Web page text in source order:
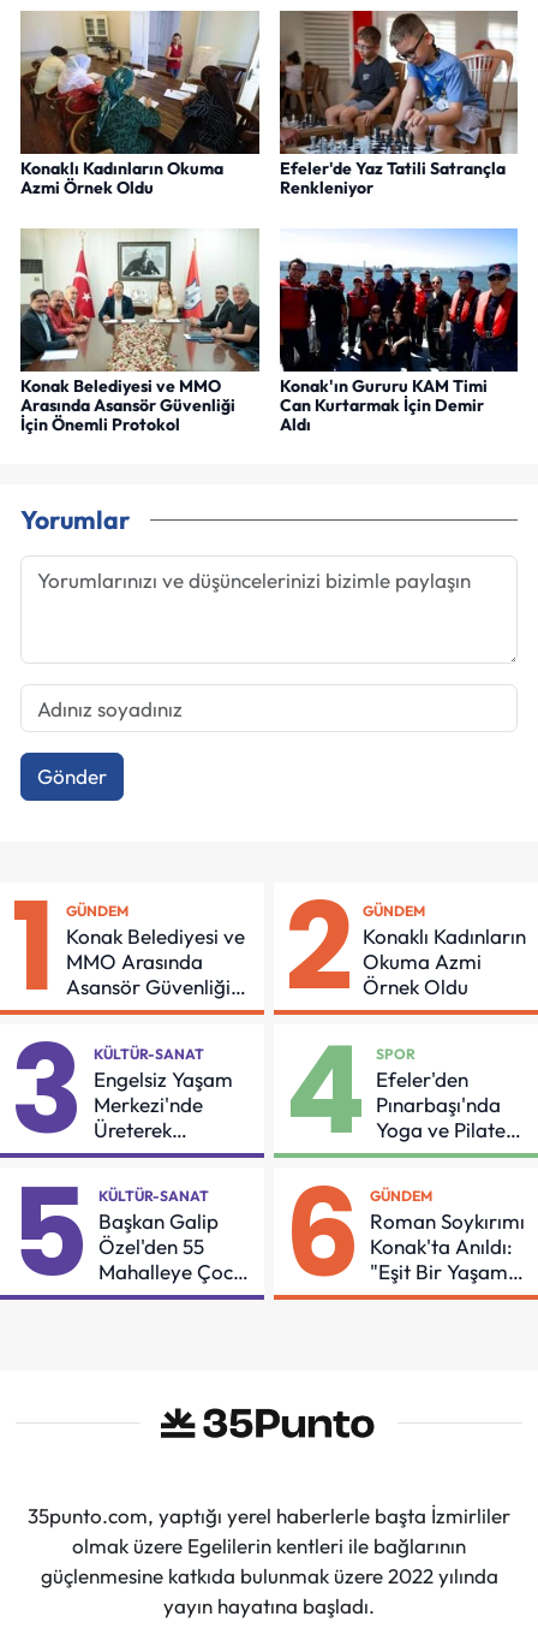
Konaklı Kadınların Okuma
Azmi Örnek Oldu
Efeler'de Yaz Tatili Satrançla
Renkleniyor
Konak Belediyesi ve MMO
Arasında Asansör Güvenliği
İçin Önemli Protokol
Konak'ın Gururu KAM Timi
Can Kurtarmak İçin Demir
Aldı
Yorumlar
Gönder
1 GÜNDEM
Konak Belediyesi ve
MMO Arasında
Asansör Güvenliği
İçin Önemli Protokol
2 GÜNDEM
Konaklı Kadınların
Okuma Azmi
Örnek Oldu
3 KÜLTÜR-SANAT
Engelsiz Yaşam
Merkezi'nde
Üreterek
Güçleniyorlar
4 SPOR
Efeler'den
Pınarbaşı'nda
Yoga ve Pilates
Buluşması
5 KÜLTÜR-SANAT
Başkan Galip
Özel'den 55
Mahalleye Çocuk
Şenliği
6 GÜNDEM
Roman Soykırımı
Konak'ta Anıldı:
"Eşit Bir Yaşam
İçin Mücadeleyi
35punto.com, yaptığı yerel haberlerle başta İzmirliler
olmak üzere Egelilerin kentleri ile bağlarının
güçlenmesine katkıda bulunmak üzere 2022 yılında
yayın hayatına başladı.